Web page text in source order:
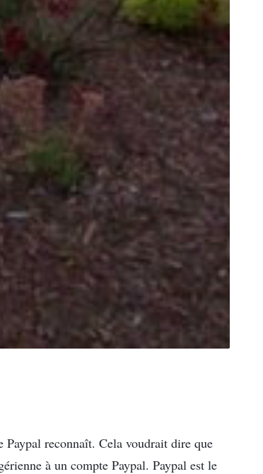
reconnaît. Cela voudrait dire que
à un compte Paypal. Paypal est le